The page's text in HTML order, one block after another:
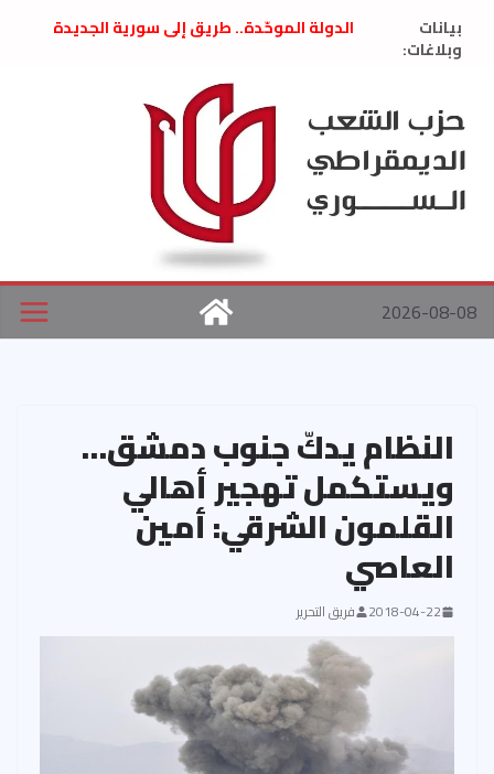
بيانات
وبلاغات:
الدولة الموحّدة.. طريق إلى سورية الجديدة
العام السابق لحزب الاتحاد الاشتراكي العربي
الديمقراطي
بلاغ صادر عن اجتماع اللجنة المركزية نيسان
2026
الحرب الأمريكية الإسرائيلية على نظام الملالي
في إيران .. بيان من حزب الشعب الديمقراطي
السوري
2026-08-08
النظام يدكّ جنوب دمشق…
ويستكمل تهجير أهالي
القلمون الشرقي: أمين
العاصي
2018-04-22 فريق التحرير